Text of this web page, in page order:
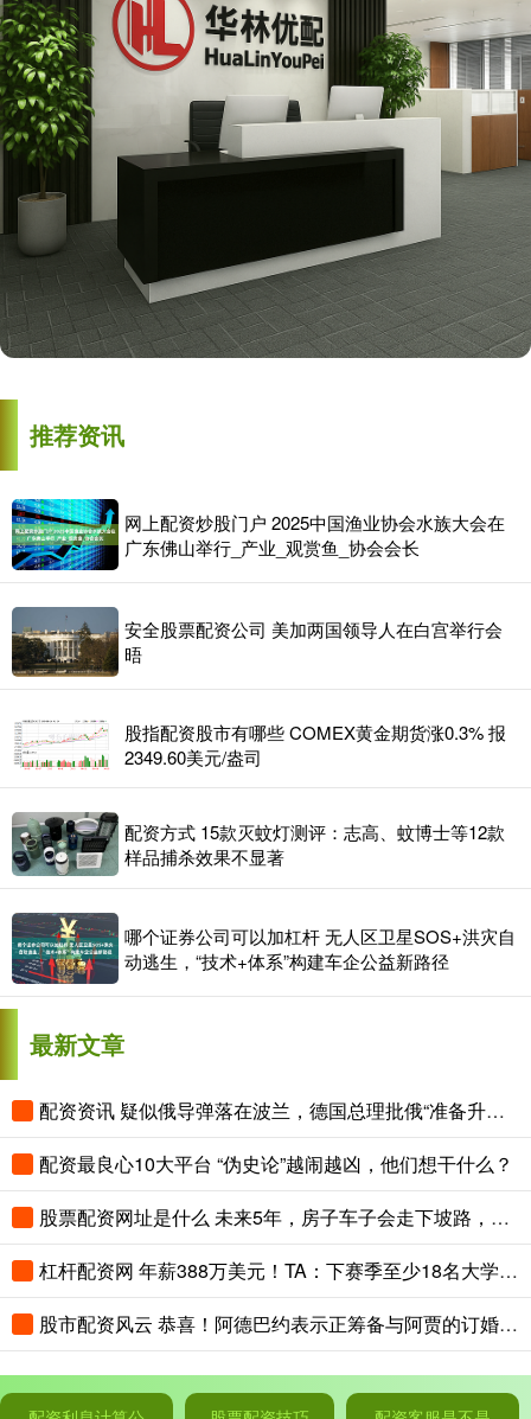
推荐资讯
网上配资炒股门户 2025中国渔业协会水族大会在
广东佛山举行_产业_观赏鱼_协会会长
安全股票配资公司 美加两国领导人在白宫举行会
晤
股指配资股市有哪些 COMEX黄金期货涨0.3% 报
2349.60美元/盎司
配资方式 15款灭蚊灯测评：志高、蚊博士等12款
样品捕杀效果不显著
哪个证券公司可以加杠杆 无人区卫星SOS+洪灾自
动逃生，“技术+体系”构建车企公益新路径
最新文章
配资资讯 疑似俄导弹落在波兰，德国总理批俄“准备升级冲突”
配资最良心10大平台 “伪史论”越闹越凶，他们想干什么？
股票配资网址是什么 未来5年，房子车子会走下坡路，真正值钱的，就是这“3样东西”
杠杆配资网 年薪388万美元！TA：下赛季至少18名大学男篮球员收入超詹姆斯
股市配资风云 恭喜！阿德巴约表示正筹备与阿贾的订婚 两人关系得到老丈人认可